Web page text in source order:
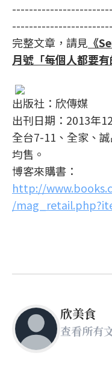
------------------------
完整文章，請見 《
月號「每個人都要有
出版社：欣傳媒
出刊日期：2013年
全台7-11、全家、
均售。
博客來購書：
http://
/
欣美食
查看所有